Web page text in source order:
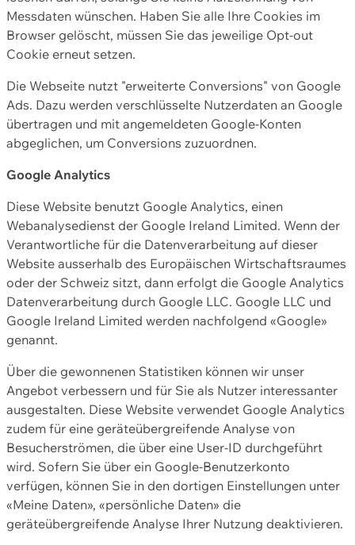
Messdaten wünschen. Haben Sie alle Ihre Cookies im
Browser gelöscht, müssen Sie das jeweilige Opt-out
Cookie erneut setzen.
Die Webseite nutzt "erweiterte Conversions" von Google
Ads. Dazu werden verschlüsselte Nutzerdaten an Google
übertragen und mit angemeldeten Google-Konten
abgeglichen, um Conversions zuzuordnen.
Google Analytics
Diese Website benutzt Google Analytics, einen
Webanalysedienst der Google Ireland Limited. Wenn der
Verantwortliche für die Datenverarbeitung auf dieser
Website ausserhalb des Europäischen Wirtschaftsraumes
oder der Schweiz sitzt, dann erfolgt die Google Analytics
Datenverarbeitung durch Google LLC. Google LLC und
Google Ireland Limited werden nachfolgend «Google»
genannt.
Über die gewonnenen Statistiken können wir unser
Angebot verbessern und für Sie als Nutzer interessanter
ausgestalten. Diese Website verwendet Google Analytics
zudem für eine geräteübergreifende Analyse von
Besucherströmen, die über eine User-ID durchgeführt
wird. Sofern Sie über ein Google-Benutzerkonto
verfügen, können Sie in den dortigen Einstellungen unter
«Meine Daten», «persönliche Daten» die
geräteübergreifende Analyse Ihrer Nutzung deaktivieren.